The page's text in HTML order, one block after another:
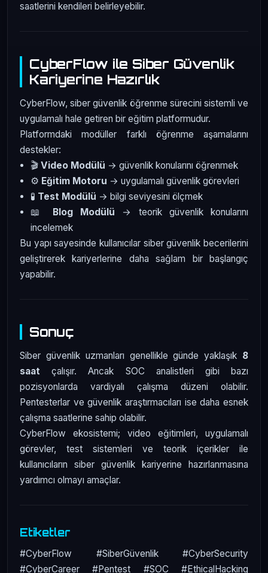
saatlerini kendileri belirleyebilir.
CyberFlow ile Siber Güvenlik
Kariyerine Hazırlık
CyberFlow, siber güvenlik öğrenme sürecini sistemli ve
uygulamalı hale getiren bir eğitim platformudur.
Platformdaki modüller farklı öğrenme aşamalarını
destekler:
🎬Video Modülü → güvenlik konularını öğrenmek
⚙️ Eğitim Motoru → uygulamalı güvenlik görevleri
🧪 Test Modülü → bilgi seviyesini ölçmek
📖 Blog Modülü → teorik güvenlik konularını
incelemek
Bu yapı sayesinde kullanıcılar siber güvenlik becerilerini
geliştirerek kariyerlerine daha sağlam bir başlangıç
yapabilir.
Sonuç
Siber güvenlik uzmanları genellikle günde yaklaşık 8
saat çalışır. Ancak SOC analistleri gibi bazı
pozisyonlarda vardiyalı çalışma düzeni olabilir.
Pentesterlar ve güvenlik araştırmacıları ise daha esnek
çalışma saatlerine sahip olabilir.
CyberFlow ekosistemi; video eğitimleri, uygulamalı
görevler, test sistemleri ve teorik içerikler ile
kullanıcıların siber güvenlik kariyerine hazırlanmasına
yardımcı olmayı amaçlar.
Etiketler
#CyberFlow #SiberGüvenlik #CyberSecurity
#CyberCareer #Pentest #SOC #EthicalHacking